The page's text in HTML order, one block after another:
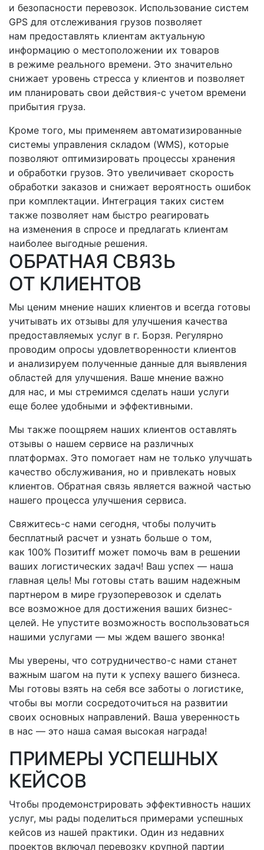
и безопасности перевозок. Использование систем
GPS для отслеживания грузов позволяет
нам предоставлять клиентам актуальную
информацию о местоположении их товаров
в режиме реального времени. Это значительно
снижает уровень стресса у клиентов и позволяет
им планировать свои действия-с учетом времени
прибытия груза.
Кроме того, мы применяем автоматизированные
системы управления складом (WMS), которые
позволяют оптимизировать процессы хранения
и обработки грузов. Это увеличивает скорость
обработки заказов и снижает вероятность ошибок
при комплектации. Интеграция таких систем
также позволяет нам быстро реагировать
на изменения в спросе и предлагать клиентам
наиболее выгодные решения.
ОБРАТНАЯ СВЯЗЬ
ОТ КЛИЕНТОВ
Мы ценим мнение наших клиентов и всегда готовы
учитывать их отзывы для улучшения качества
предоставляемых услуг в г. Борзя. Регулярно
проводим опросы удовлетворенности клиентов
и анализируем полученные данные для выявления
областей для улучшения. Ваше мнение важно
для нас, и мы стремимся сделать наши услуги
еще более удобными и эффективными.
Мы также поощряем наших клиентов оставлять
отзывы о нашем сервисе на различных
платформах. Это помогает нам не только улучшать
качество обслуживания, но и привлекать новых
клиентов. Обратная связь является важной частью
нашего процесса улучшения сервиса.
Свяжитесь-с нами сегодня, чтобы получить
бесплатный расчет и узнать больше о том,
как 100% Позитиff может помочь вам в решении
ваших логистических задач! Ваш успех — наша
главная цель! Мы готовы стать вашим надежным
партнером в мире грузоперевозок и сделать
все возможное для достижения ваших бизнес-
целей. Не упустите возможность воспользоваться
нашими услугами — мы ждем вашего звонка!
Мы уверены, что сотрудничество-с нами станет
важным шагом на пути к успеху вашего бизнеса.
Мы готовы взять на себя все заботы о логистике,
чтобы вы могли сосредоточиться на развитии
своих основных направлений. Ваша уверенность
в нас — это наша самая высокая награда!
ПРИМЕРЫ УСПЕШНЫХ
КЕЙСОВ
Чтобы продемонстрировать эффективность наших
услуг, мы рады поделиться примерами успешных
кейсов из нашей практики. Один из недавних
проектов включал перевозку крупной партии